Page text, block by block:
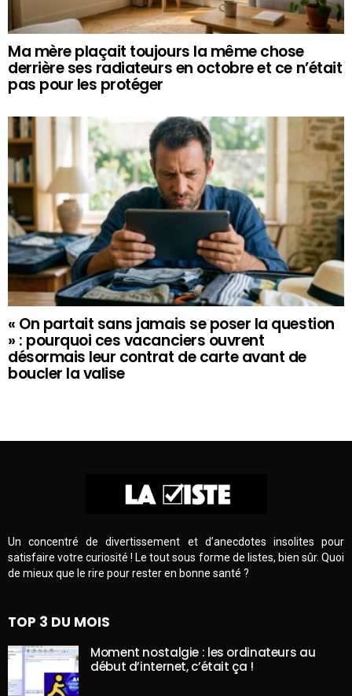
Ma mère plaçait toujours la même chose
derrière ses radiateurs en octobre et ce n’était
pas pour les protéger
« On partait sans jamais se poser la question
» : pourquoi ces vacanciers ouvrent
désormais leur contrat de carte avant de
boucler la valise
Un concentré de divertissement et d’anecdotes insolites pour
satisfaire votre curiosité ! Le tout sous forme de listes, bien sûr. Quoi
de mieux que le rire pour rester en bonne santé ?
TOP 3 DU MOIS
Moment nostalgie : les ordinateurs au
début d’internet, c’était ça !